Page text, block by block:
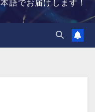
語でお届けします！